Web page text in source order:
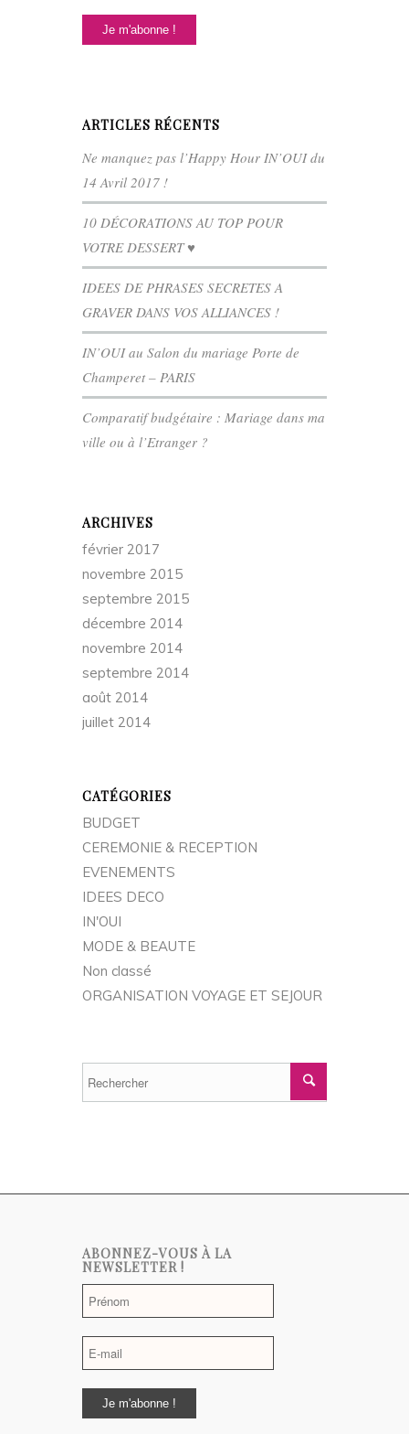
ARTICLES RÉCENTS
Ne manquez pas l’Happy Hour IN’OUI du
14 Avril 2017 !
10 DÉCORATIONS AU TOP POUR
VOTRE DESSERT ♥
IDEES DE PHRASES SECRETES A
GRAVER DANS VOS ALLIANCES !
IN’OUI au Salon du mariage Porte de
Champeret – PARIS
Comparatif budgétaire : Mariage dans ma
ville ou à l’Etranger ?
ARCHIVES
février 2017
novembre 2015
septembre 2015
décembre 2014
novembre 2014
septembre 2014
août 2014
juillet 2014
CATÉGORIES
BUDGET
CEREMONIE & RECEPTION
EVENEMENTS
IDEES DECO
IN'OUI
MODE & BEAUTE
Non classé
ORGANISATION VOYAGE ET SEJOUR
ABONNEZ-VOUS À LA
NEWSLETTER !